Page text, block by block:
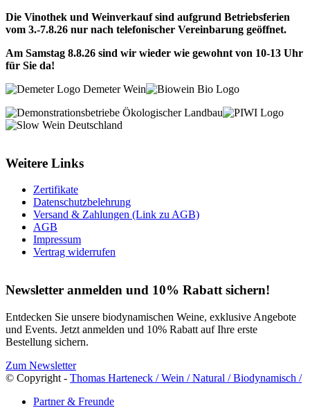
Die Vinothek und Weinverkauf sind aufgrund Betriebsferien
vom 3.-7.8.26 nur nach telefonischer Vereinbarung geöffnet.
Am Samstag 8.8.26 sind wir wieder wie gewohnt von 10-13 Uhr
für Sie da!
Weitere Links
Zertifikate
Datenschutzbelehrung
Versand & Zahlungen (Link zu AGB)
AGB
Impressum
Vertrag widerrufen
Newsletter anmelden und 10% Rabatt sichern!
Entdecken Sie unsere biodynamischen Weine, exklusive Angebote
und Events. Jetzt anmelden und 10% Rabatt auf Ihre erste
Bestellung sichern.
Zum Newsletter
© Copyright - Thomas Harteneck / Wein / Natural / Biodynamisch /
Partner & Freunde